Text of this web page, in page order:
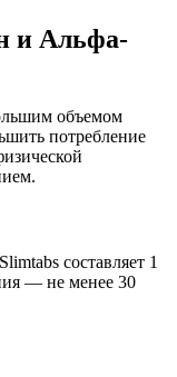
и Альфа-
объемом
потребление
составляет 1
— не менее 30